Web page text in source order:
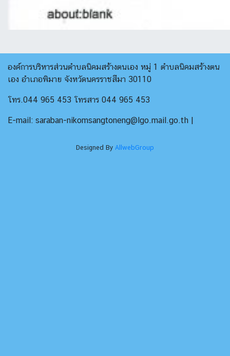
องค์การบริหารส่วนตำบลนิคมสร้างตนเอง หมู่ 1 ตำบลนิคมสร้างตน
เอง อำเภอพิมาย จังหวัดนครราชสีมา 30110
โทร.044 965 453 โทรสาร 044 965 453
E-mail: saraban-nikomsangtoneng@lgo.mail.go.th |
Designed By AllwebGroup